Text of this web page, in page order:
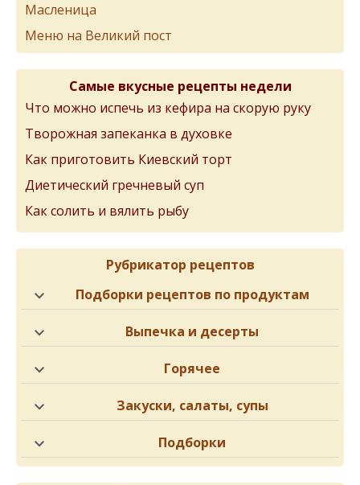
Масленица
Меню на Великий пост
Самые вкусные рецепты недели
Что можно испечь из кефира на скорую руку
Творожная запеканка в духовке
Как приготовить Киевский торт
Диетический гречневый суп
Как солить и вялить рыбу
Рубрикатор рецептов
Подборки рецептов по продуктам
Выпечка и десерты
Горячее
Закуски, салаты, супы
Подборки